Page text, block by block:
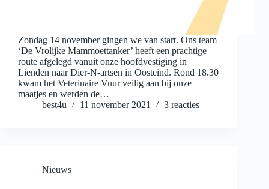
Zondag 14 november gingen we van start. Ons team
‘De Vrolijke Mammoettanker’ heeft een prachtige
route afgelegd vanuit onze hoofdvestiging in
Lienden naar Dier-N-artsen in Oosteind. Rond 18.30
kwam het Veterinaire Vuur veilig aan bij onze
maatjes en werden de…
best4u
11 november 2021 3 reacties
Nieuws